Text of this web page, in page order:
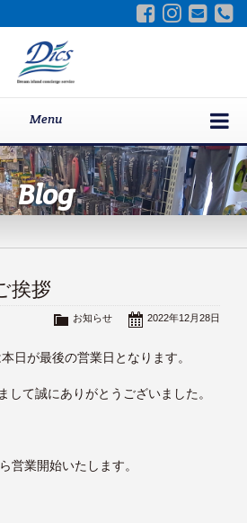
Menu
Blog
挨拶
2022年12月28日
お知らせ
日が最後の営業日となります。
して誠にありがとうございました。
営業開始いたします。